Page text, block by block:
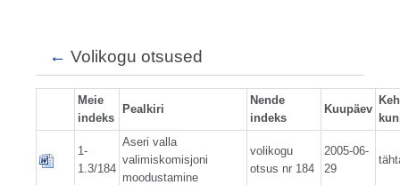
← Volikogu otsused
Meie
indeks
Pealkiri
Nende
indeks
Kuupäev
1-
1.3/184
Aseri valla
valimiskomisjoni
moodustamine
volikogu
otsus nr 184
2005-06-
29